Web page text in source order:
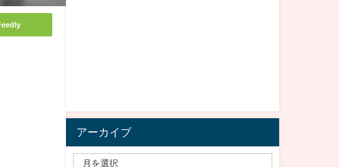
アーカイブ